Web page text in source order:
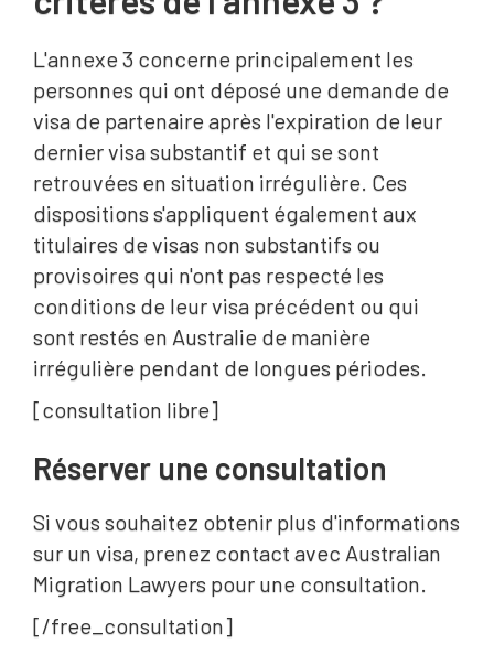
L'annexe 3 concerne principalement les
personnes qui ont déposé une demande de
visa de partenaire après l'expiration de leur
dernier visa substantif et qui se sont
retrouvées en situation irrégulière. Ces
dispositions s'appliquent également aux
titulaires de visas non substantifs ou
provisoires qui n'ont pas respecté les
conditions de leur visa précédent ou qui
sont restés en Australie de manière
irrégulière pendant de longues périodes.
[consultation libre]
Réserver une consultation‍
Si vous souhaitez obtenir plus d'informations
sur un visa, prenez contact avec Australian
Migration Lawyers pour une consultation.
[/free_consultation]